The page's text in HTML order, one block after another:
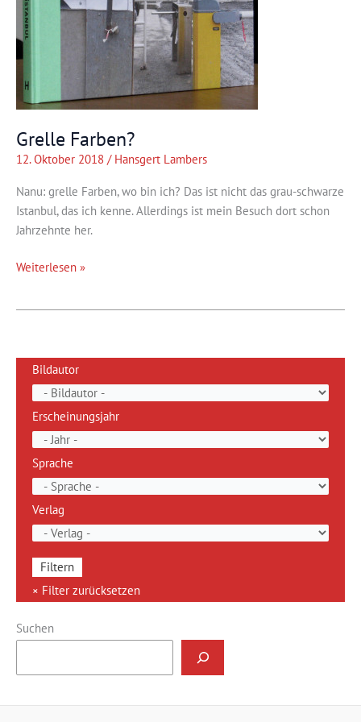
Grelle Farben?
12. Oktober 2018 / Hansgert Lambers
Nanu: grelle Farben, wo bin ich? Das ist nicht das grau-schwarze
Istanbul, das ich kenne. Allerdings ist mein Besuch dort schon
Jahrzehnte her.
Grelle
Weiterlesen »
Bildautor
Erscheinungsjahr
Sprache
Verlag
Suchen